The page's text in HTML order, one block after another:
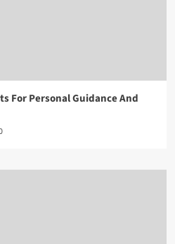
For Personal Guidance And